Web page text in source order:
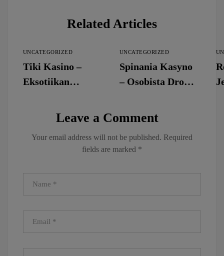
Related Articles
UNCATEGORIZED
Tiki Kasino –
Eksotiikan
suomalaisille
UNCATEGORIZED
Spinania Kasyno
– Osobista Droga
Leave a Comment
Your email address will not be published. Required
fields are marked *